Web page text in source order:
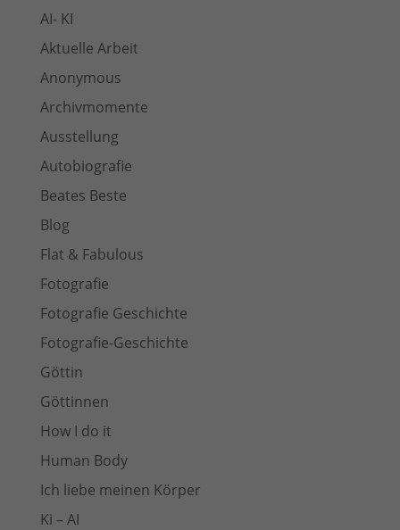
AI- KI
Aktuelle Arbeit
Anonymous
Archivmomente
Ausstellung
Autobiografie
Beates Beste
Blog
Flat & Fabulous
Fotografie
Fotografie Geschichte
Fotografie-Geschichte
Göttin
Göttinnen
How I do it
Human Body
Ich liebe meinen Körper
Ki – AI